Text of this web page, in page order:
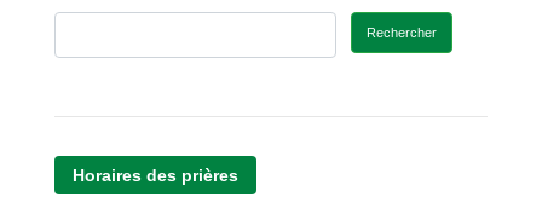
Rechercher
Horaires des prières